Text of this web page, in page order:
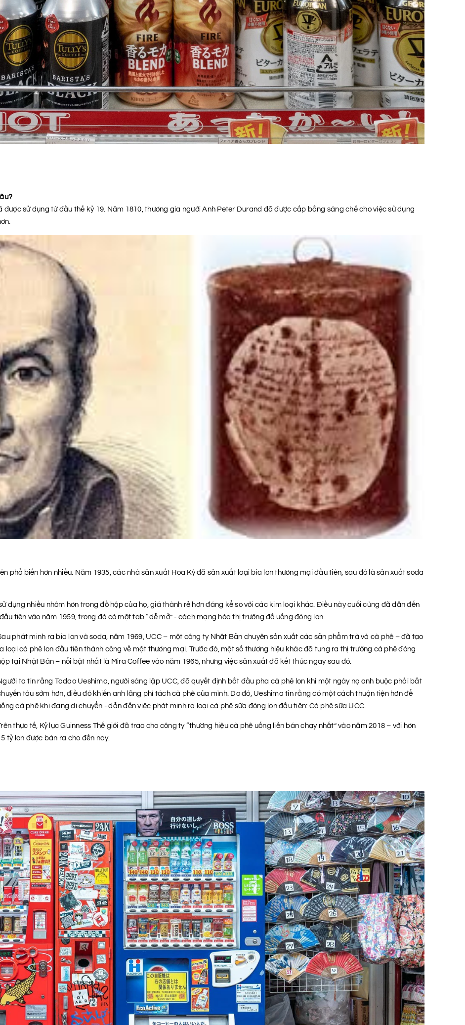
sử dụng từ đầu thế kỷ 19. Năm 1810, thương gia người Anh Peter Durand đã được cấp bằng sáng chế cho việc sử dụng
phổ biến hơn nhiều. Năm 1935, các nhà sản xuất Hoa Kỳ đã sản xuất loại bia lon thương mại đầu tiên, sau đó là sản xuất soda
dụng nhiều nhôm hơn trong đồ hộp của họ, giá thành rẻ hơn đáng kể so với các kim loại khác. Điều này cuối cùng đã dẫn đến
tiên vào năm 1959, trong đó có một tab “dễ mở” - cách mạng hóa thị trường đồ uống đóng lon.
au phát minh ra bia lon và soda, năm 1969, UCC – một công ty Nhật Bản chuyên sản xuất các sản phẩm trà và cà phê – đã tạo
loại cà phê lon đầu tiên thành công về mặt thương mại. Trước đó, một số thương hiệu khác đã tung ra thị trường cà phê đóng
tại Nhật Bản – nổi bật nhất là Mira Coffee vào năm 1965, nhưng việc sản xuất đã kết thúc ngay sau đó.
ta tin rằng Tadao Ueshima, người sáng lập UCC, đã quyết định bắt đầu pha cà phê lon khi một ngày nọ anh buộc phải bắt
tàu sớm hơn, điều đó khiến anh lãng phí tách cà phê của mình. Do đó, Ueshima tin rằng có một cách thuận tiện hơn để
cà phê khi đang di chuyển - dẫn đến việc phát minh ra loại cà phê sữa đóng lon đầu tiên: Cà phê sữa UCC.
thực tế, Kỷ lục Guinness Thế giới đã trao cho công ty “thương hiệu cà phê uống liền bán chạy nhất” vào năm 2018 – với hơn
tỷ lon được bán ra cho đến nay.